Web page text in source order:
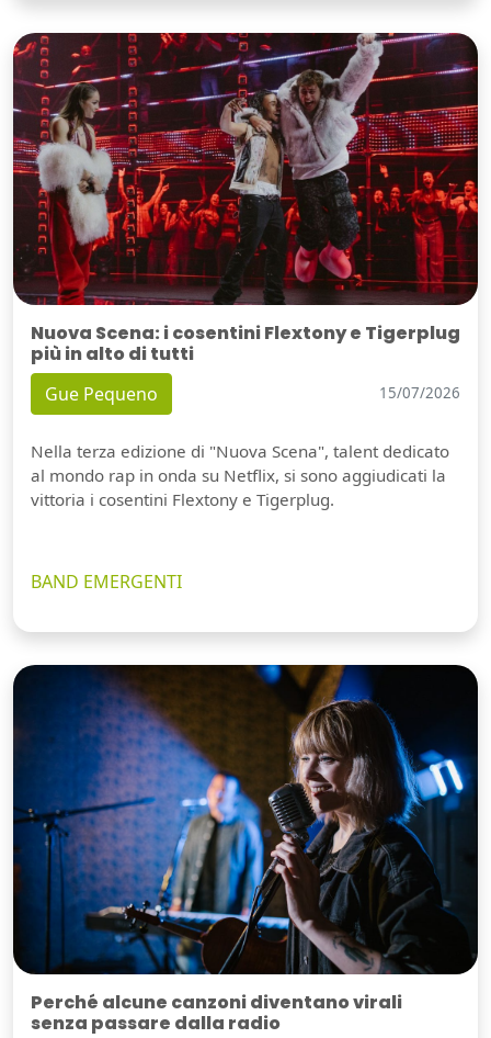
Nuova Scena: i cosentini Flextony e Tigerplug
più in alto di tutti
Gue Pequeno 15/07/2026
Nella terza edizione di "Nuova Scena", talent dedicato
al mondo rap in onda su Netflix, si sono aggiudicati la
vittoria i cosentini Flextony e Tigerplug.
BAND EMERGENTI
Perché alcune canzoni diventano virali
senza passare dalla radio